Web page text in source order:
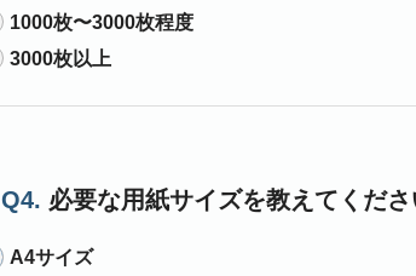
1000枚〜3000枚程度
3000枚以上
Q4. 必要な用紙サイズを教えてくださ
A4サイズ